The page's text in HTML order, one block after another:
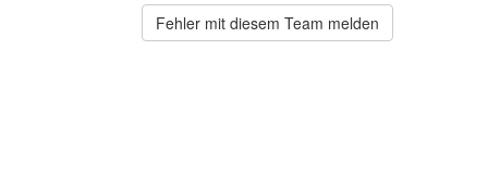
Fehler mit diesem Team melden